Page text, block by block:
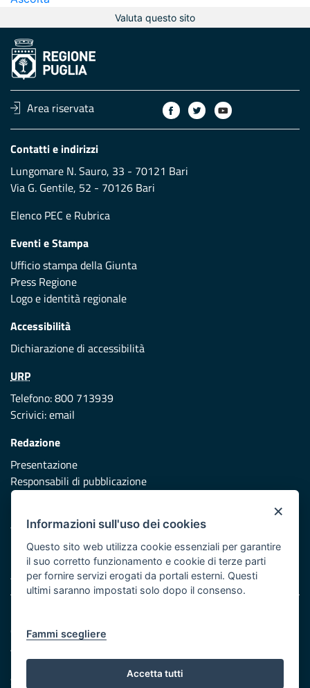
Valuta questo sito
Area riservata
Contatti e indirizzi
Lungomare N. Sauro, 33 - 70121 Bari
Via G. Gentile, 52 - 70126 Bari
Elenco PEC e Rubrica
Eventi e Stampa
Ufficio stampa della Giunta
Press Regione
Logo e identità regionale
Accessibilità
Dichiarazione di accessibilità
URP
Telefono: 800 713939
Scrivici:email
Redazione
Presentazione
Responsabili di pubblicazione
Vai al sito di Protezione Civile Puglia
Iniziativa finanziata con risorse del POR Puglia 2014/2020 -
Asse XI
Cookie e privacy
Atti di notifica
Feed RSS
Servizi Intranet
×
Informazioni sull'uso dei cookies
Questo sito web utilizza cookie essenziali per garantire
il suo corretto funzionamento e cookie di terze parti
per fornire servizi erogati da portali esterni. Questi
ultimi saranno impostati solo dopo il consenso.
Fammi scegliere
Accetta tutti